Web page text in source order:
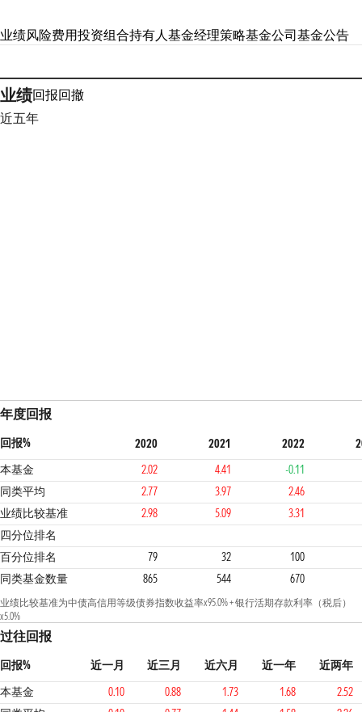
业绩风险费用投资组合持有人基金经理策略基金公司基金公告
业绩回报回撤
近五年
年度回报
回报% 2020 2021 2022
本基金
2.02 4.41
-0.11
同类平均
2.77 3.97
2.46
业绩比较基准
2.98 5.09
3.31
四分位排名
4 2 4
百分位排名 79 32
100
同类基金数量
865 544 670
业绩比较基准为中债高信用等级债券指数收益率x95.0% + 银行活期存款利率（税后）
x5.0%
过往回报
回报% 近一月 近三月 近六月 近一年
近两年
本基金
0.10 0.88 1.73 1.68
2.52